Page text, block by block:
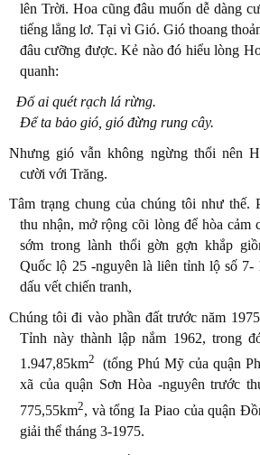
lên Trời. Hoa cũng đâu muốn dễ dàng
tiếng lẳng lơ. Tại vì Gió. Gió thoang
đâu cưỡng được. Kẻ nào đó hiểu lòng
quanh:
Đố ai quét rạch lá rừng.
Để ta bảo gió, gió đừng rung cây.
Nhưng gió vẫn không ngừng thổi nên
cười với Trăng.
Tâm trạng chung của chúng tôi như thế.
thu nhận, mở rộng cõi lòng để hòa cảm
sớm trong lành thổi gờn gợn khắp
Quốc lộ 25 -nguyên là liên tỉnh lộ số 7-
dấu vết chiến tranh,
Chúng tôi đi vào phần đất trước năm
Tỉnh này thành lập nắm 1962, trong
1.947,85km2 (tổng Phú Mỹ của quận
xã của quận Sơn Hòa -nguyên trước
775,55km2, và tổng Ia Piao của quận
giải thể tháng 3-1975.